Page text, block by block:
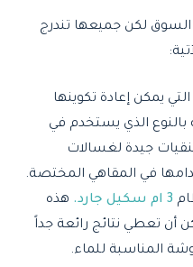
السوق لكن جميعها تندرج
t التي يمكن إعادة تكوينها
الذي يستخدم في
جيدة لغسالات
في المقاهي المختصة.
3 ام سكيل جارد.
هذه
أن تعطي نتائج رائعة جداً
المناسبة للماء.